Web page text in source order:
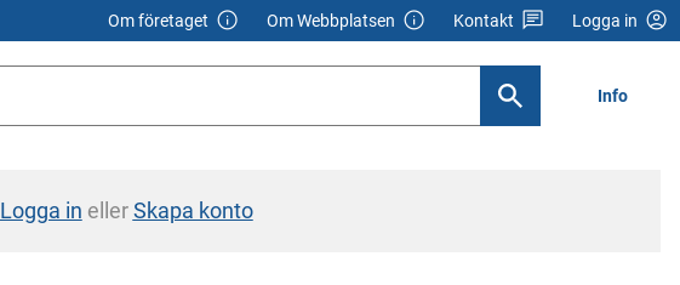
Om företaget Om Webbplatsen Kontakt Logga in
Info
Logga in ellerSkapa konto